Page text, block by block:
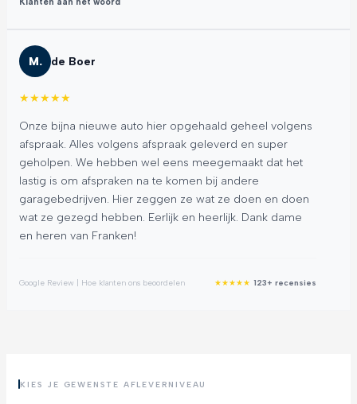
M. de Boer
★★★★★
Onze bijna nieuwe auto hier opgehaald geheel volgens
afspraak. Alles volgens afspraak geleverd en super
geholpen. We hebben wel eens meegemaakt dat het
lastig is om afspraken na te komen bij andere
garagebedrijven. Hier zeggen ze wat ze doen en doen
wat ze gezegd hebben. Eerlijk en heerlijk. Dank dame
en heren van Franken!
Google Review | Hoe klanten ons beoordelen ★★★★★ 123+ recensies
KIES JE GEWENSTE AFLEVERNIVEAU